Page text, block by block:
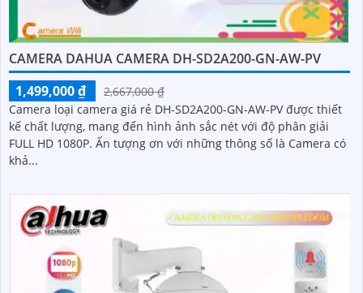
CAMERA DAHUA CAMERA DH-SD2A200-GN-AW-PV
1,499,000 ₫
2,667,000 ₫
Camera loại camera giá rẻ DH-SD2A200-GN-AW-PV được thiết
kế chất lượng, mang đến hình ảnh sắc nét với độ phân giải
FULL HD 1080P. Ấn tượng ơn với những thông số là Camera có
khả...